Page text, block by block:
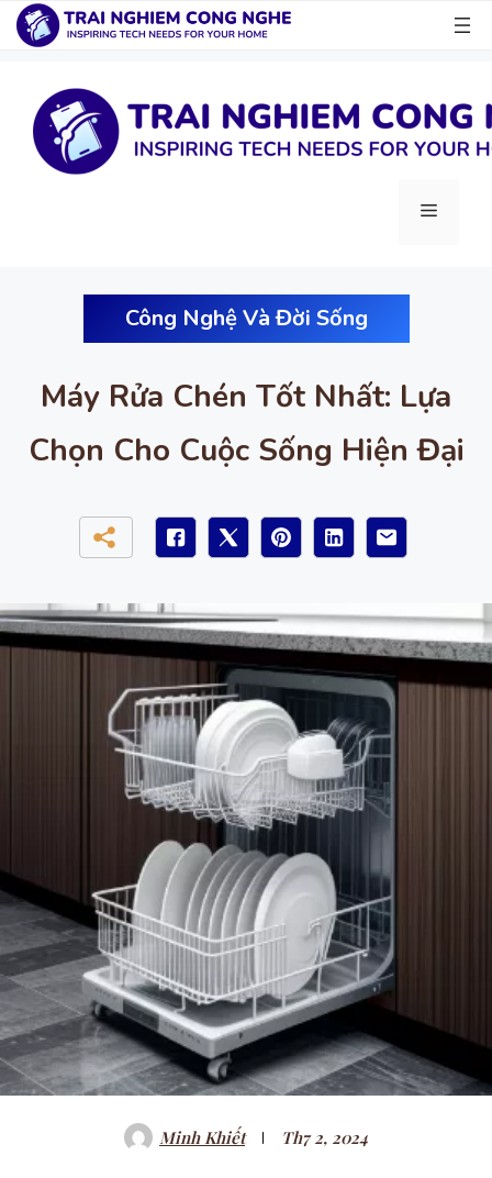
dung
Menu
Công Nghệ Và Đời Sống
Máy Rửa Chén Tốt Nhất: Lựa
Chọn Cho Cuộc Sống Hiện Đại
Minh Khiết Th7 2, 2024